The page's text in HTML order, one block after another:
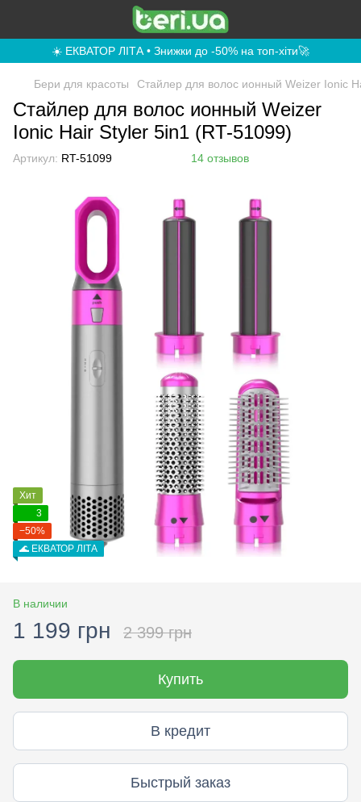
☀️ ЕКВАТОР ЛІТА • Знижки до -50% на топ-хіти🚀
Бери для красоты Стайлер для волос ионный Weizer Ionic
Стайлер для волос ионный Weizer
Ionic Hair Styler 5in1 (RT-51099)
Артикул: RT-51099 14 отзывов
Хит
3
−50%
🌊 ЕКВАТОР ЛІТА
В наличии
1 199 грн 2 399 грн
Купить
В кредит
Быстрый заказ